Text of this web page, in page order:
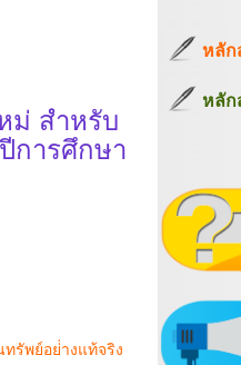
ม่ สำหรับ
การศึกษา
รัพย์อย่่างแท้จริง
หลัก
หลั